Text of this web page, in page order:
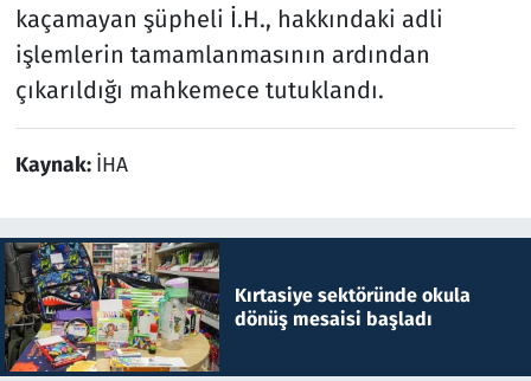
kaçamayan şüpheli İ.H., hakkındaki adli
işlemlerin tamamlanmasının ardından
çıkarıldığı mahkemece tutuklandı.
Kaynak: İHA
Kırtasiye sektöründe okula
dönüş mesaisi başladı